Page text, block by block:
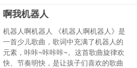
啊我机器人
机器人啊机器人 《机器人啊机器人》是
一首少儿歌曲，歌词中充满了机器人的
元素，咔咔~咔咔咔~。这首歌曲旋律欢
快、节奏明快，是让孩子们喜欢的歌曲